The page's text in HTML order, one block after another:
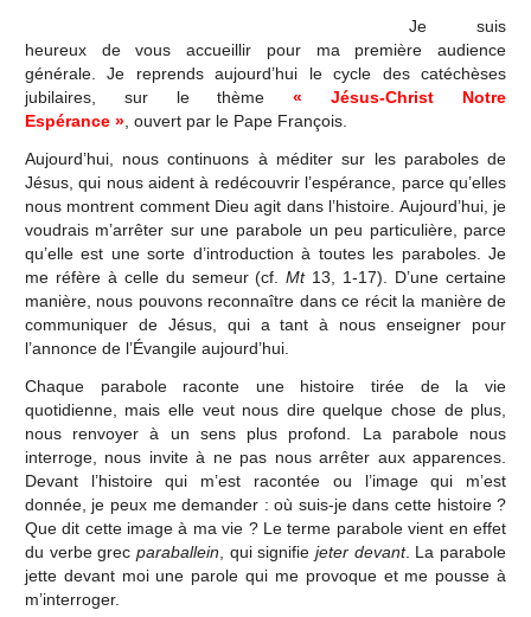
Je suis
heureux de vous accueillir pour ma première audience
générale. Je reprends aujourd’hui le cycle des catéchèses
jubilaires, sur le thème« Jésus-Christ Notre
Espérance », ouvert par le Pape François.
Aujourd’hui, nous continuons à méditer sur les paraboles de
Jésus, qui nous aident à redécouvrir l’espérance, parce qu’elles
nous montrent comment Dieu agit dans l’histoire. Aujourd’hui, je
voudrais m’arrêter sur une parabole un peu particulière, parce
qu’elle est une sorte d’introduction à toutes les paraboles. Je
me réfère à celle du semeur (cf.Mt13, 1-17). D’une certaine
manière, nous pouvons reconnaître dans ce récit la manière de
communiquer de Jésus, qui a tant à nous enseigner pour
l’annonce de l’Évangile aujourd’hui.
Chaque parabole raconte une histoire tirée de la vie
quotidienne, mais elle veut nous dire quelque chose de plus,
nous renvoyer à un sens plus profond. La parabole nous
interroge, nous invite à ne pas nous arrêter aux apparences.
Devant l’histoire qui m’est racontée ou l’image qui m’est
donnée, je peux me demander : où suis-je dans cette histoire ?
Que dit cette image à ma vie ? Le terme parabole vient en effet
du verbe grec paraballein , qui signifiejeter devant. La parabole
jette devant moi une parole qui me provoque et me pousse à
m’interroger.